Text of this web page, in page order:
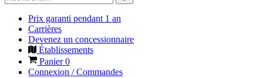
Prix garanti pendant 1 an
Carrières
Devenez un concessionnaire
Établissements
Panier0
Connexion / Commandes